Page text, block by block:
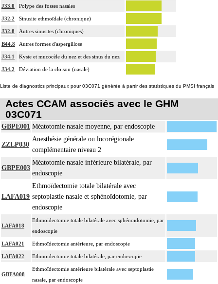
J33.0 Polype des fosses nasales
J32.2 Sinusite ethmoïdale (chronique)
J32.8 Autres sinusites (chroniques)
B44.8 Autres formes d'aspergillose
J34.1 Kyste et mucocèle du nez et des sinus du nez
J34.2 Déviation de la cloison (nasale)
Liste de diagnostics principaux pour 03C071 générée à partir des statistiques du PMSI français
Actes CCAM associés avec le GHM
03C071
GBPE001 Méatotomie nasale moyenne, par endoscopie
ZZLP030
Anesthésie générale ou locorégionale
complémentaire niveau 2
GBPE003
Méatotomie nasale inférieure bilatérale, par
endoscopie
LAFA019
Ethmoïdectomie totale bilatérale avec
septoplastie nasale et sphénoïdotomie, par
endoscopie
LAFA018
Ethmoïdectomie totale bilatérale avec sphénoïdotomie, par
endoscopie
LAFA021 Ethmoïdectomie antérieure, par endoscopie
LAFA022 Ethmoïdectomie totale bilatérale, par endoscopie
GBFA008
Ethmoïdectomie antérieure bilatérale avec septoplastie
nasale, par endoscopie